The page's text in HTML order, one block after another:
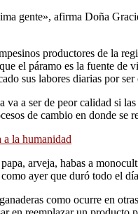
gente», afirma Doña
productores de la
el páramo es la fuente de
sus labores diarias por
a ser de peor calidad si
de cambio en donde se
a la humanidad
arveja, habas a
ayer que duró todo el
como ocurre en